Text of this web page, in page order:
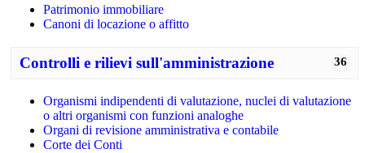
Patrimonio immobiliare
Canoni di locazione o affitto
36
Controlli e rilievi sull'amministrazione
Organismi indipendenti di valutazione, nuclei di valutazione
o altri organismi con funzioni analoghe
Organi di revisione amministrativa e contabile
Corte dei Conti